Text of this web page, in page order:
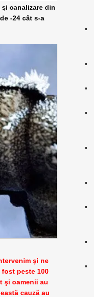
canalizare din
-24 cât s-a
şi ne
fost peste 100
şi oamenii au
cauză au